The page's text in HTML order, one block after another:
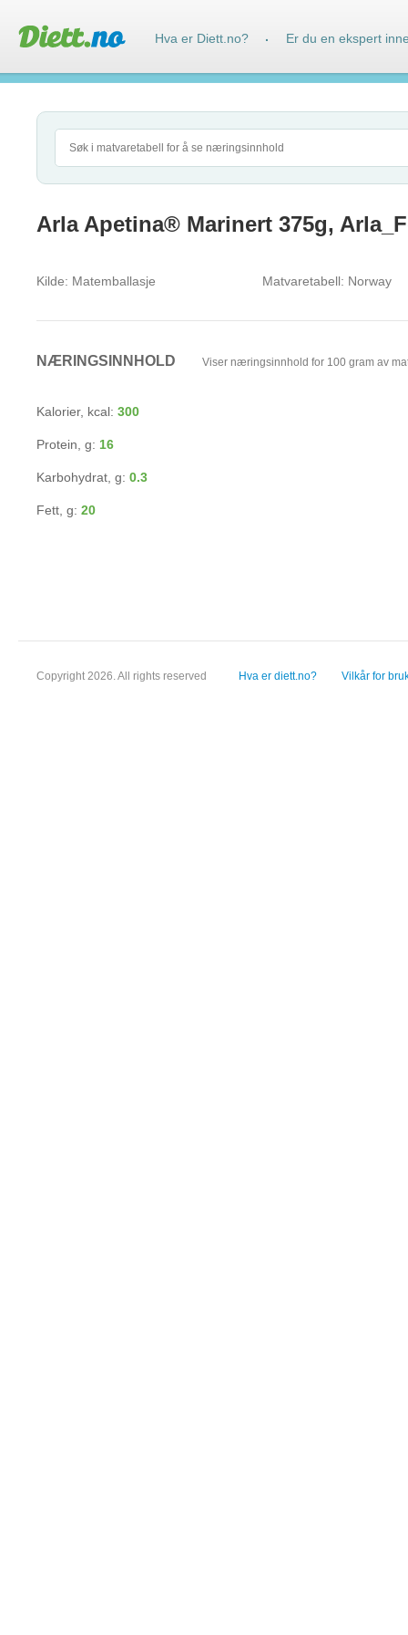
Arla Apetina® Marinert 375g,
Kilde: Matemballasje Matvaretabell: Norway
NÆRINGSINNHOLD Viser næringsinnhold for 100 gram av
Kalorier, kcal: 300
Protein, g: 16
Karbohydrat, g: 0.3
Fett, g: 20
Copyright 2026. All rights reserved Hva er diett.no? Vilkår for
Hva er Diett.no? · Er du en ekspert